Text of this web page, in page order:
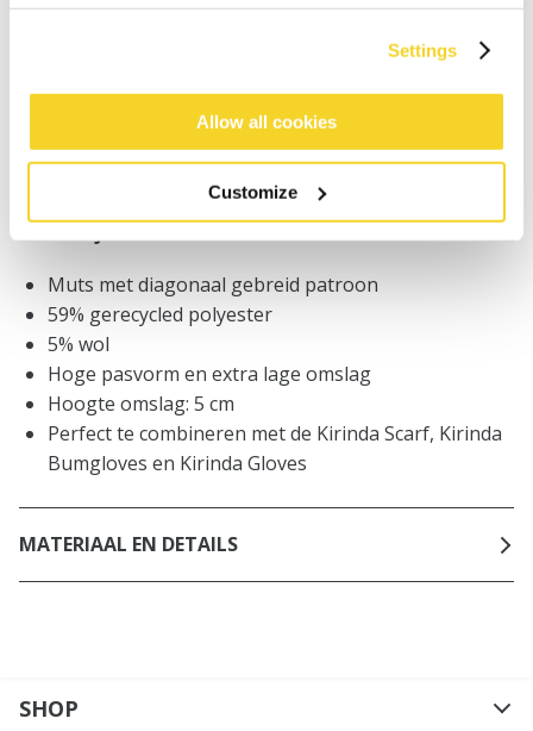
Settings
Allow all cookies
Customize
worden geplaatst, worden dezelfde dag verzonden
NL
Muts met diagonaal gebreid patroon
59% gerecycled polyester
5% wol
Hoge pasvorm en extra lage omslag
Hoogte omslag: 5 cm
Perfect te combineren met de Kirinda Scarf, Kirinda
Bumgloves en Kirinda Gloves
MATERIAAL EN DETAILS
SHOP